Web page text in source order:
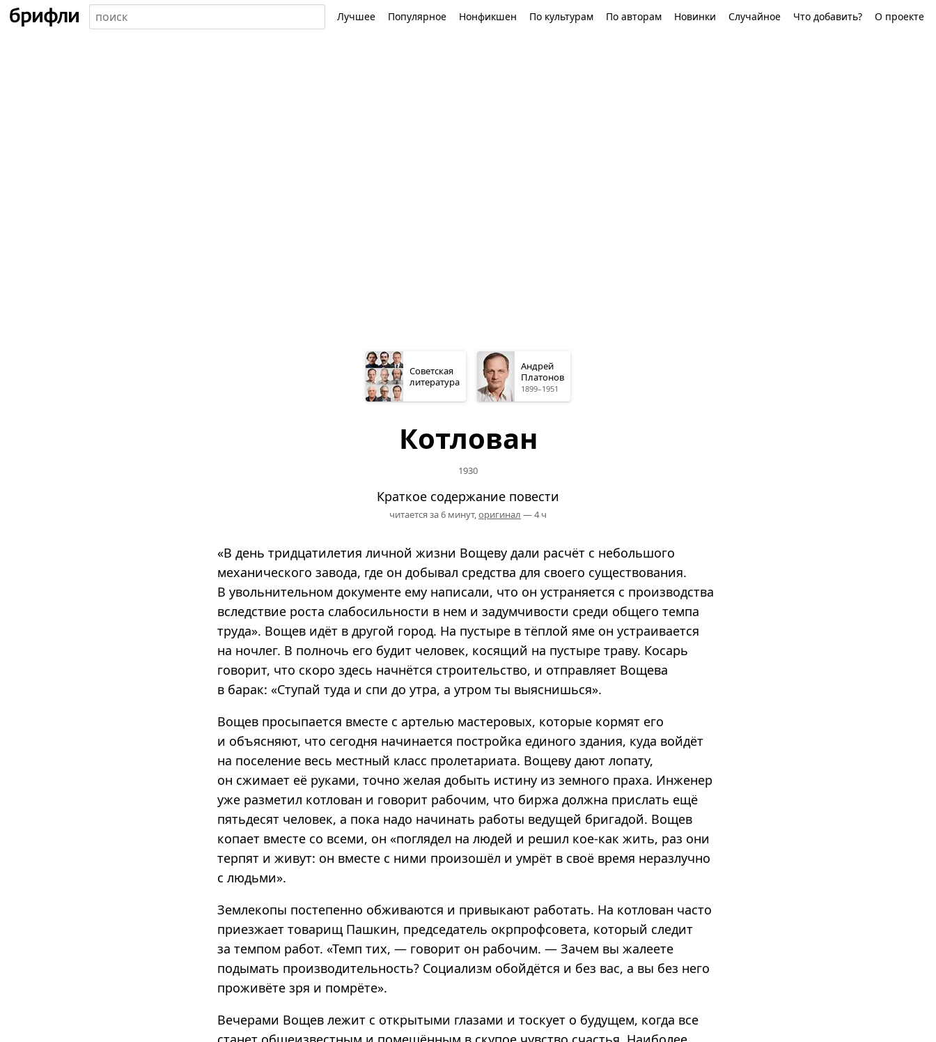
Лучшее Популярное Нонфикшен По культурам По авторам Новинки Случайное Что добавить? О проекте
Советская
литература
Андрей
Платонов
1899–1951
Котлован
1930
Краткое содержание повести
читается за 6 минут,оригинал — 4 ч
«В день тридцатилетия личной жизни Вощеву дали расчёт с небольшого
механического завода, где он добывал средства для своего существования.
В увольнительном документе ему написали, что он устраняется с производства
вследствие роста слабосильности в нем и задумчивости среди общего темпа
труда». Вощев идёт в другой город. На пустыре в тёплой яме он устраивается
на ночлег. В полночь его будит человек, косящий на пустыре траву. Косарь
говорит, что скоро здесь начнётся строительство, и отправляет Вощева
в барак: «Ступай туда и спи до утра, а утром ты выяснишься».
Вощев просыпается вместе с артелью мастеровых, которые кормят его
и объясняют, что сегодня начинается постройка единого здания, куда войдёт
на поселение весь местный класс пролетариата. Вощеву дают лопату,
он сжимает её руками, точно желая добыть истину из земного праха. Инженер
уже разметил котлован и говорит рабочим, что биржа должна прислать ещё
пятьдесят человек, а пока надо начинать работы ведущей бригадой. Вощев
копает вместе со всеми, он «поглядел на людей и решил кое-как жить, раз они
терпят и живут: он вместе с ними произошёл и умрёт в своё время неразлучно
с людьми».
Землекопы постепенно обживаются и привыкают работать. На котлован часто
приезжает товарищ Пашкин, председатель окрпрофсовета, который следит
за темпом работ. «Темп тих, — говорит он рабочим. — Зачем вы жалеете
подымать производительность? Социализм обойдётся и без вас, а вы без него
проживёте зря и помрёте».
Вечерами Вощев лежит с открытыми глазами и тоскует о будущем, когда все